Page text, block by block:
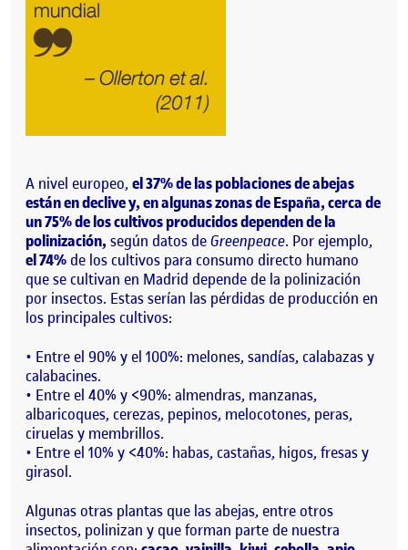
A nivel europeo, el 37% de las poblaciones de abejas
están en declive y, en algunas zonas de España, cerca de
un 75% de los cultivos producidos dependen de la
polinización, según datos deGreenpeace. Por ejemplo,
el 74% de los cultivos para consumo directo humano
que se cultivan en Madrid depende de la polinización
por insectos. Estas serían las pérdidas de producción en
los principales cultivos:
• Entre el 90% y el 100%: melones, sandías, calabazas y
calabacines.
• Entre el 40% y <90%: almendras, manzanas,
albaricoques, cerezas, pepinos, melocotones, peras,
ciruelas y membrillos.
• Entre el 10% y <40%: habas, castañas, higos, fresas y
girasol.
Algunas otras plantas que las abejas, entre otros
insectos, polinizan y que forman parte de nuestra